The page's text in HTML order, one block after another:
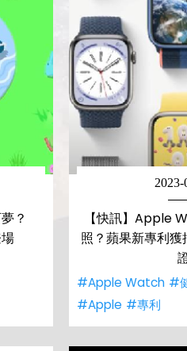
？
2023-
【快訊】Apple
照？蘋果新專利
#Apple Watch #
#Apple #專利